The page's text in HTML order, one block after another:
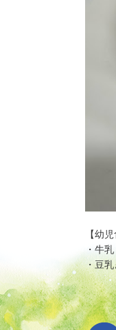
【幼
・牛乳
・豆